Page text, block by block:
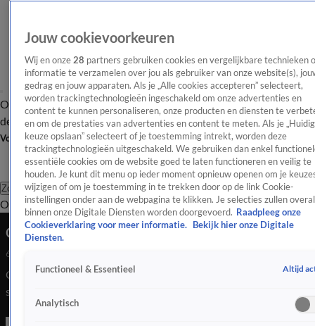
OverzichtAfleveringen Entertainment TV Algemeen
Tip
de redactieNieuwsbrief
Volg Shownieuws
Zoeken
OverzichtEntertainmentSpraakmakendRealityCrimeVideo's
Olivia Dean is dé popstar van het moment
6 nov 2025, 07:57
Olivia Dean is een Engelse singer-songwriter die hit na hit
scoort. De zangeres verkoopt vier concerten uit in één van de
grootste stadions in Londen.
Jouw cookievoorkeuren
Wij en onze 28 partners gebruiken cookies en vergelijkbare technieken
informatie te verzamelen over jou als gebruiker van onze website(s),
gedrag en jouw apparaten. Als je „Alle cookies accepteren” selecteert,
worden trackingtechnologieën ingeschakeld om onze advertenties en
content te kunnen personaliseren, onze producten en diensten te
en om de prestaties van advertenties en content te meten. Als je
keuze opslaan” selecteert of je toestemming intrekt, worden deze
trackingtechnologieën uitgeschakeld. We gebruiken dan enkel
essentiële cookies om de website goed te laten functioneren en veilig te
houden. Je kunt dit menu op ieder moment opnieuw openen om je
wijzigen of om je toestemming in te trekken door op de link Cookie-
instellingen onder aan de webpagina te klikken. Je selecties zullen overal
binnen onze Digitale Diensten worden doorgevoerd. Raadpleeg onze
Cookieverklaring voor meer informatie.
Bekijk hier onze Digitale
Diensten.
Functioneel & Essentieel Altijd
Analytisch